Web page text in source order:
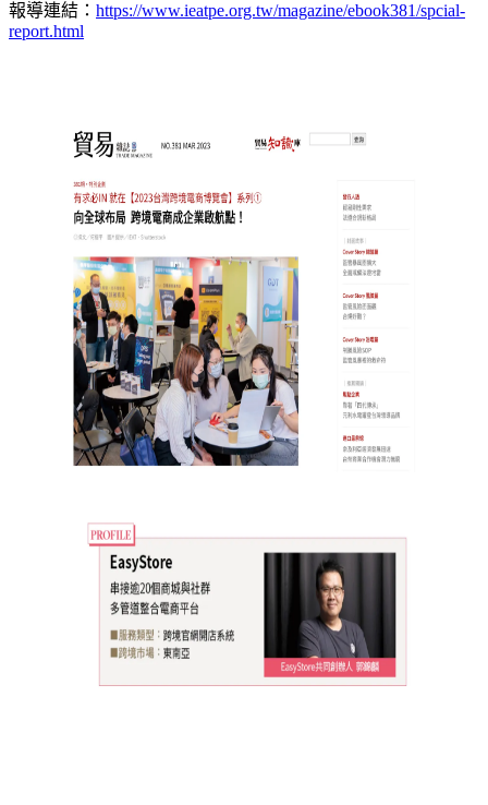
報導連結： https://www.ieatpe.org.tw/magazine/ebook381/spcial-
report.html